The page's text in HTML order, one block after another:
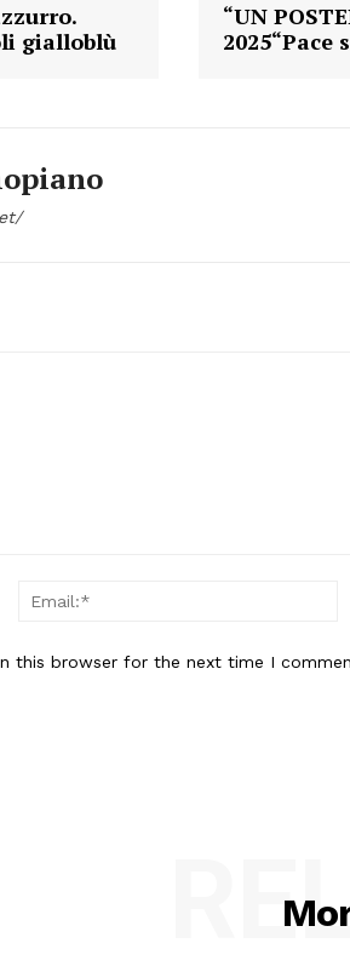
gialloblù
“UN
2025“Pace
Name:*
this browser for the next time I